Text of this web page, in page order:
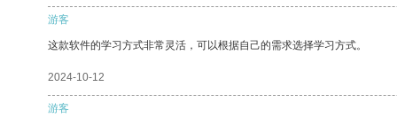
游客
这款软件的学习方式非常灵活，可以根据自己的需求选择学习方式。
2024-10-12
游客